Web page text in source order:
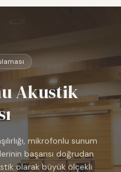
Akustik
mikrofonlu sunum
başarısı doğrudan
olarak büyük ölçekli